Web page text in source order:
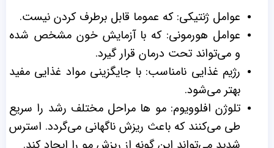
عوامل ژنتیکی:‌ که عموما قابل برطرف کردن نیست.
عوامل هورمونی: که با آزمایش خون مشخص شده
و می‌تواند تحت درمان قرار گیرد.
رژیم غذایی نامناسب:‌ با جایگزینی مواد غذایی مفید
بهتر می‌شود.
تلوژن افلوویوم: مو ها مراحل مختلف رشد را سریع
طی می‌کنند که باعث ریزش ناگهانی می‌گردد. استرس